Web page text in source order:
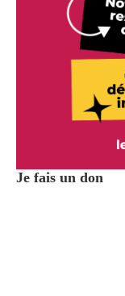
Je fais un don